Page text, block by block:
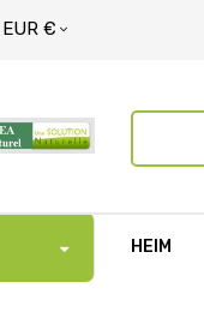
EUR €
HEIM